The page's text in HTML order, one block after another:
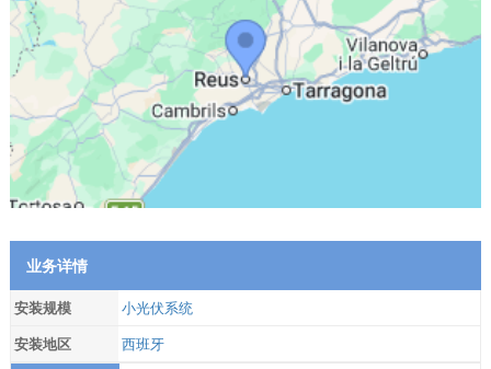
业务详情
安装规模
小光伏系统
安装地区
西班牙